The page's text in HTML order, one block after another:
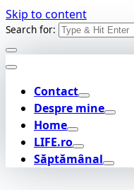
Skip to content
Search for:
Contact
Despre mine
Home
LIFE.ro
Săptămânal